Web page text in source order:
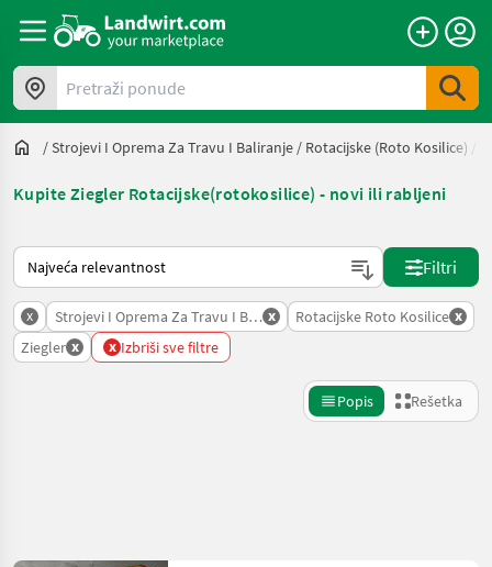
Pretraži ponude
/Strojevi I Oprema Za Travu I Baliranje / Rotacijske (roto Kosilice)
Kupite Ziegler Rotacijske(rotokosilice) - novi ili rabljeni
Tako se sortira na Landwirt.com
Filtri
x Strojevi I Oprema Za Travu I Baliranje
x Rotacijske Roto Kosilice x
Ziegler x x Izbriši sve filtre
Popis Rešetka